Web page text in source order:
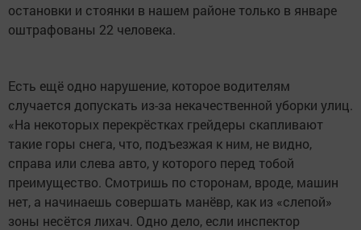
остановки и стоянки в нашем районе только в январе
оштрафованы 22 человека.
Есть ещё одно нарушение, которое водителям
случается допускать из-за некачественной уборки улиц.
«На некоторых перекрёстках грейдеры скапливают
такие горы снега, что, подъезжая к ним, не видно,
справа или слева авто, у которого перед тобой
преимущество. Смотришь по сторонам, вроде, машин
нет, а начинаешь совершать манёвр, как из «слепой»
зоны несётся лихач. Одно дело, если инспектор